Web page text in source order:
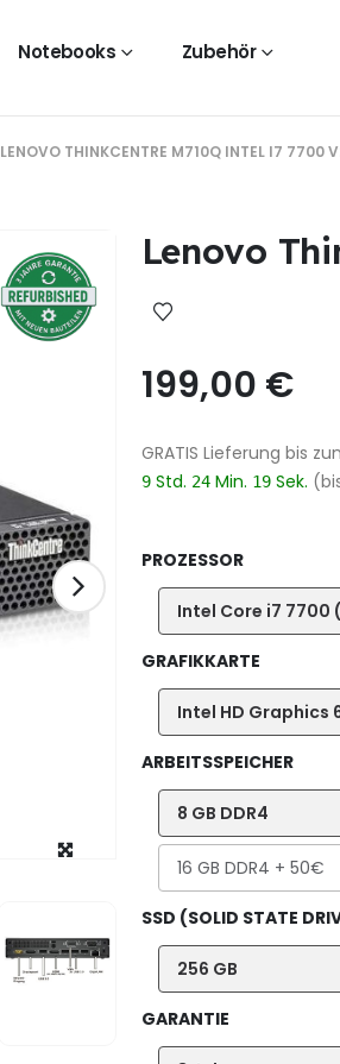
Notebooks Zubehör
LENOVO THINKCENTRE M710Q INTEL I7 7700
Lenovo
199,00 €
GRATIS Lieferung bis
9Std. 24Min. 19Sek.
PROZESSOR
Intel Core i7 7700
GRAFIKKARTE
Intel HD Graphics
ARBEITSSPEICHER
8 GB DDR4
16 GB DDR4 + 50€
SSD (SOLID STATE
256 GB
GARANTIE